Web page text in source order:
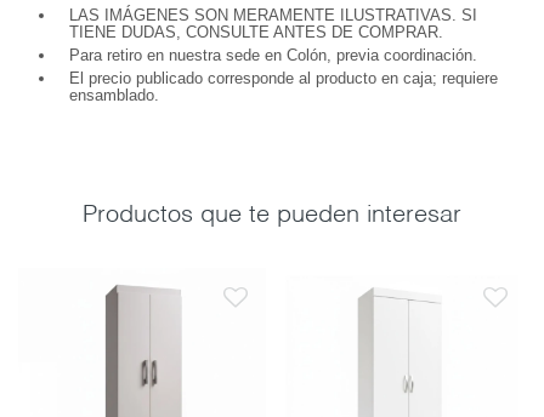
LAS IMÁGENES SON MERAMENTE ILUSTRATIVAS. SI
TIENE DUDAS, CONSULTE ANTES DE COMPRAR.
Para retiro en nuestra sede en Colón, previa coordinación.
El precio publicado corresponde al producto en caja; requiere
ensamblado.
Productos que te pueden interesar